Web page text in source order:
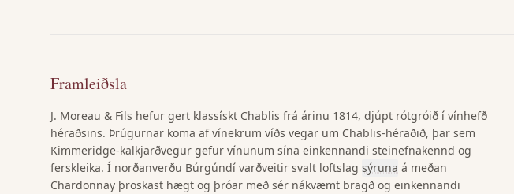
Framleiðsla
J. Moreau & Fils hefur gert klassískt Chablis frá árinu 1814, djúpt rótgróið í vínhefð
héraðsins. Þrúgurnar koma af vínekrum víðs vegar um Chablis-héraðið, þar sem
Kimmeridge-kalkjarðvegur gefur vínunum sína einkennandi steinefnakennd og
ferskleika. Í norðanverðu Búrgúndí varðveitir svalt loftslag sýruna á meðan
Chardonnay þroskast hægt og þróar með sér nákvæmt bragð og einkennandi